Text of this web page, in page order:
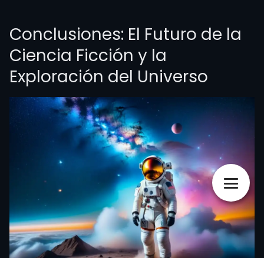
Conclusiones: El Futuro de la
Ciencia Ficción y la
Exploración del Universo